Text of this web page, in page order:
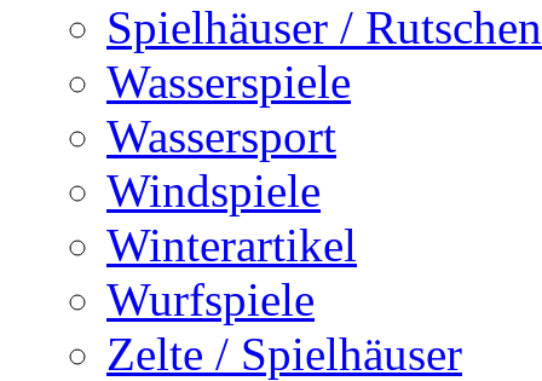
Spielhäuser / Rutschen
Wasserspiele
Wassersport
Windspiele
Winterartikel
Wurfspiele
Zelte / Spielhäuser